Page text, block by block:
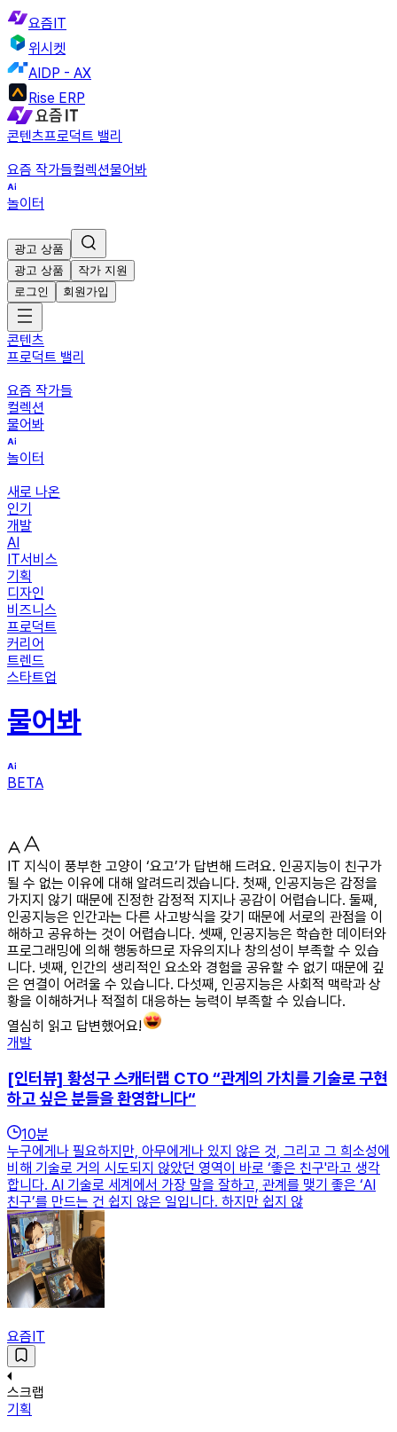
요즘IT
위시켓
AIDP - AX
Rise ERP
콘텐츠프로덕트 밸리
요즘 작가들컬렉션물어봐
놀이터
광고 상품
광고 상품
작가 지원
로그인
회원가입
콘텐츠
프로덕트 밸리
요즘 작가들
컬렉션
물어봐
놀이터
새로 나온
인기
개발
AI
IT서비스
기획
디자인
비즈니스
프로덕트
커리어
트렌드
스타트업
물어봐
BETA
IT 지식이 풍부한 고양이 ‘요고’가 답변해 드려요. 인공지능이 친구가
될 수 없는 이유에 대해 알려드리겠습니다. 첫째, 인공지능은 감정을
가지지 않기 때문에 진정한 감정적 지지나 공감이 어렵습니다. 둘째,
인공지능은 인간과는 다른 사고방식을 갖기 때문에 서로의 관점을 이
해하고 공유하는 것이 어렵습니다. 셋째, 인공지능은 학습한 데이터와
프로그래밍에 의해 행동하므로 자유의지나 창의성이 부족할 수 있습
니다. 넷째, 인간의 생리적인 요소와 경험을 공유할 수 없기 때문에 깊
은 연결이 어려울 수 있습니다. 다섯째, 인공지능은 사회적 맥락과 상
황을 이해하거나 적절히 대응하는 능력이 부족할 수 있습니다.
열심히 읽고 답변했어요!
개발
[인터뷰] 황성구 스캐터랩 CTO “관계의 가치를 기술로 구현
하고 싶은 분들을 환영합니다“
10분
누구에게나 필요하지만, 아무에게나 있지 않은 것, 그리고 그 희소성에
비해 기술로 거의 시도되지 않았던 영역이 바로 ‘좋은 친구'라고 생각
합니다. AI 기술로 세계에서 가장 말을 잘하고, 관계를 맺기 좋은 ‘AI
친구’를 만드는 건 쉽지 않은 일입니다. 하지만 쉽지 않
요즘IT
스크랩
기획